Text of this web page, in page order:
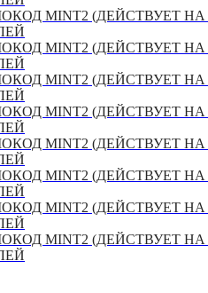
MINT2 (ДЕЙСТВУЕТ
MINT2 (ДЕЙСТВУЕТ
MINT2 (ДЕЙСТВУЕТ
MINT2 (ДЕЙСТВУЕТ
MINT2 (ДЕЙСТВУЕТ
MINT2 (ДЕЙСТВУЕТ
MINT2 (ДЕЙСТВУЕТ
MINT2 (ДЕЙСТВУЕТ